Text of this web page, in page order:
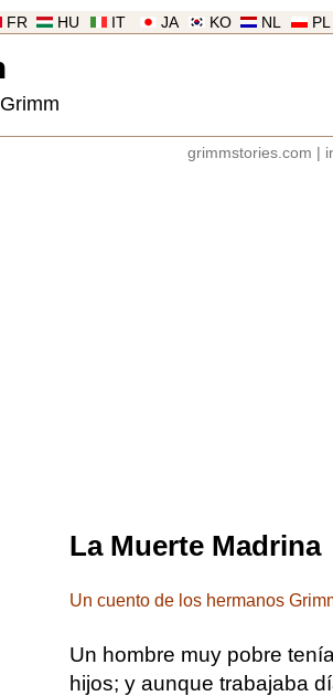
PL
NL
KO
JA
IT
HU
FR
grimmstories.com
La Muerte Madrina
Un cuento de los hermanos
Un hombre muy pobre
hijos; y aunque trabajaba